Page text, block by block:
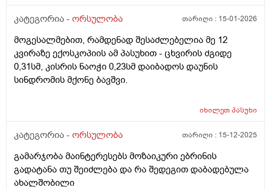
რაც ასე ვარ.
კატეგორია - ორსულობა თარიღი : 15-01-2026
მოგესალმებით, რამდენად შესაძლებელია მე 12
კვირაზე ექოსკოპიის ამ პასუხით - ცხვირის ძგიდე
0,31სმ, კისრის ნაოჭი 0,23სმ დაიბადოს დაუნის
სინდრომის მქონე ბავშვი.
იხილეთპასუხი
კატეგორია - ორსულობა თარიღი : 15-12-2025
გამარჯობა მაინტერესებს მოზაიკური ებრინის
გადატანა თუ შეიძლება და რა შედეგით დაბადებულა
ახალშობილი